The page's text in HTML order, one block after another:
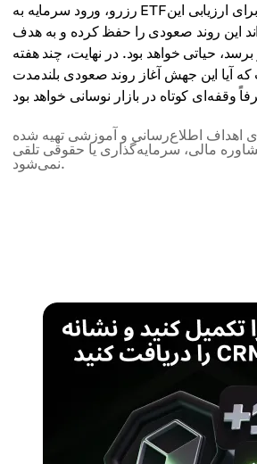
رزرو، ورود سرمایه به ETFها و تحولات ژئوپلیتیک برای ارزیابی این
این روند صعودی را حفظ کرده و به هدف
۱۰۰,۰۰۰ دلار برسد، حیاتی خواهد بود. در نهایت، چند هفته
که آیا این جهش آغاز روند صعودی بلندمدت
اهداف اطلاع‌رسانی و آموزشی تهیه شده
مالی، سرمایه‌گذاری یا حقوقی تلقی
نمی‌شود.